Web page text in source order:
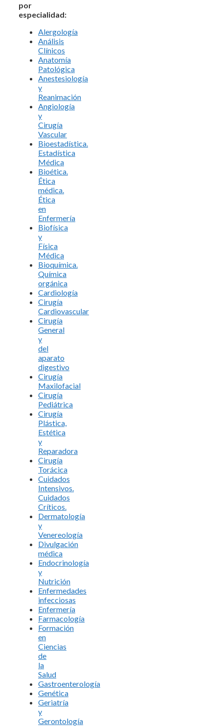
por
especialidad:
Alergología
Análisis
Clínicos
Anatomía
Patológica
Anestesiología
y
Reanimación
Angiología
y
Cirugía
Vascular
Bioestadística.
Estadística
Médica
Bioética.
Ética
médica.
Ética
en
Enfermería
Biofísica
y
Física
Médica
Bioquímica.
Química
orgánica
Cardiología
Cirugía
Cardiovascular
Cirugía
General
y
del
aparato
digestivo
Cirugía
Maxilofacial
Cirugía
Pediátrica
Cirugía
Plástica,
Estética
y
Reparadora
Cirugía
Torácica
Cuidados
Intensivos.
Cuidados
Críticos.
Dermatología
y
Venereología
Divulgación
médica
Endocrinología
y
Nutrición
Enfermedades
infecciosas
Enfermería
Farmacología
Formación
en
Ciencias
de
la
Salud
Gastroenterología
Genética
Geriatría
y
Gerontología